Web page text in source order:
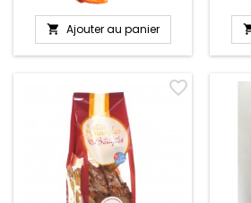
 Ajouter au panier
favorite_border